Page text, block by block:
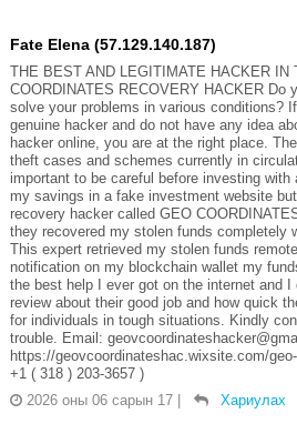
Fate Elena (57.129.140.187)
THE BEST AND LEGITIMATE HACKER IN
COORDINATES RECOVERY HACKER Do
solve your problems in various conditions?
genuine hacker and do not have any idea
hacker online, you are at the right place.
theft cases and schemes currently in
important to be careful before investing
my savings in a fake investment website
recovery hacker called GEO
they recovered my stolen funds completely
This expert retrieved my stolen funds
notification on my blockchain wallet my
the best help I ever got on the internet and
review about their good job and how quick
for individuals in tough situations. Kindly
trouble. Email:
https://geovcoordinateshac.wixsite.com/
+1 ( 318 ) 203-3657 )
2026 оны 06 сарын 17 | Хариулах